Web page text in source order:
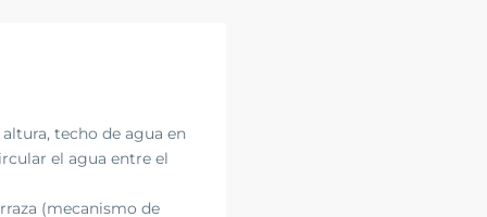
techo de agua en
el agua entre el
(mecanismo de